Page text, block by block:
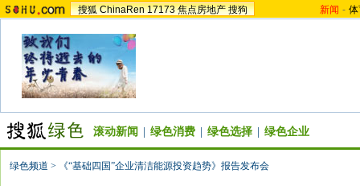
搜狐 ChinaRen 17173 焦点房地产 搜狗 新闻 -
滚动新闻 绿色消费 绿色选择 绿色企业
绿色频道 > 《“基础四国”企业清洁能源投资趋势》报告发布会